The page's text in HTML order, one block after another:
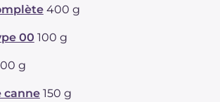
saturés
400 g
00 100 g
g
canne 150 g